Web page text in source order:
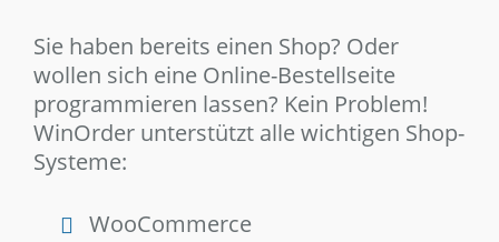
Sie haben bereits einen Shop? Oder
wollen sich eine Online-Bestellseite
programmieren lassen? Kein Problem!
WinOrder unterstützt alle wichtigen Shop-
Systeme:
WooCommerce